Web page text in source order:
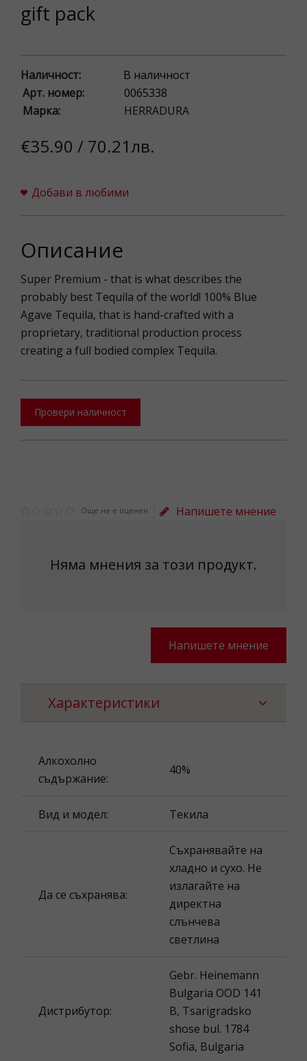
gift pack
Наличност:
В наличност
Арт. номер:
0065338
Марка:
HERRADURA
€35.90 / 70.21лв.
Добави в любими
Описание
Super Premium - that is what describes the
probably best Tequila of the world! 100% Blue
Agave Tequila, that is hand-crafted with a
proprietary, traditional production process
creating a full bodied complex Tequila.
Провери наличност
Още не е оценен Напишете мнение
Няма мнения за този продукт.
Напишете мнение
Характеристики
Алкохолно
съдържание:
40%
Вид и модел: Текила
Да се съхранява:
Съхранявайте на
хладно и сухо. Не
излагайте на
директна
слънчева
светлина
Дистрибутор:
Gebr. Heinemann
Bulgaria OOD 141
B, Tsarigradsko
shose bul. 1784
Sofia, Bulgaria